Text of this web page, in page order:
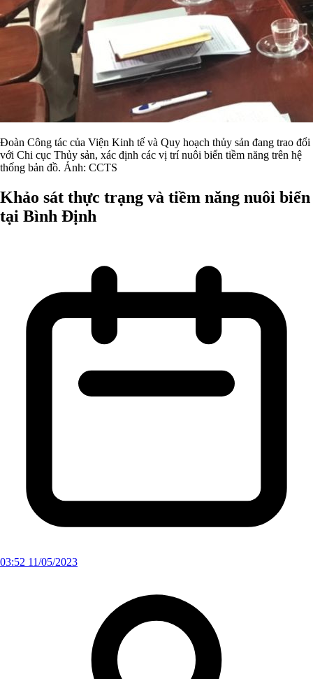
Đoàn Công tác của Viện Kinh tế và Quy hoạch thủy sản đang trao đổi
với Chi cục Thủy sản, xác định các vị trí nuôi biển tiềm năng trên hệ
thống bản đồ. Ảnh: CCTS
Khảo sát thực trạng và tiềm năng nuôi biển
tại Bình Định
03:52 11/05/2023